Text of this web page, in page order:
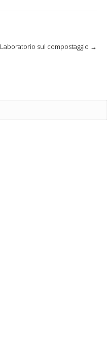
Laboratorio sul compostaggio →